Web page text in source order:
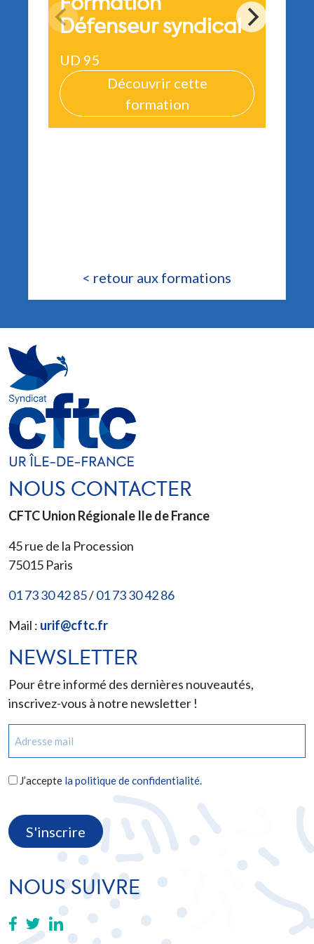
Défenseur syndical
UD 95
Découvrir cette
formation
< retour aux formations
NOUS CONTACTER
CFTC Union Régionale Ile de France
45 rue de la Procession
75015 Paris
01 73 30 42 85/01 73 30 42 86
Mail : urif@cftc.fr
NEWSLETTER
Pour être informé des dernières nouveautés,
inscrivez-vous à notre newsletter !
mail
RGPD
J’accepte la politique de confidentialité.
NOUS SUIVRE